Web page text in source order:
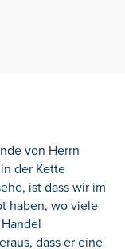
von Herrn
der Kette
ist dass wir im
haben, wo viele
dass er eine